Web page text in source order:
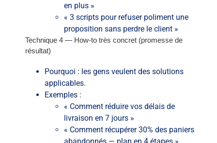
en plus »
« 3 scripts pour refuser poliment une
proposition sans perdre le client »
Technique 4 — How-to très concret (promesse de
résultat)
Pourquoi : les gens veulent des solutions
applicables.
Exemples :
« Comment réduire vos délais de
livraison en 7 jours »
« Comment récupérer 30% des paniers
abandonnés — plan en 4 étapes »